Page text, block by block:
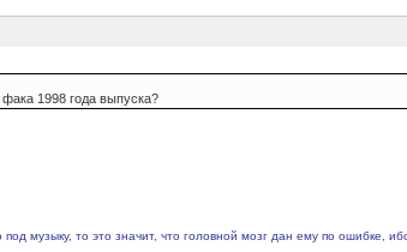
1998 года выпуска?
музыку, то это значит, что головной мозг дан ему по ошибке,